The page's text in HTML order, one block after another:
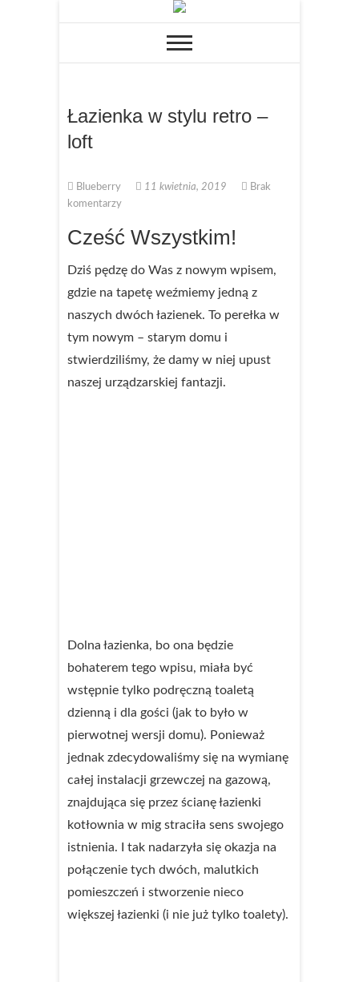
Łazienka w stylu retro –
loft
Blueberry 11 kwietnia, 2019
Brak
komentarzy
Cześć Wszystkim!
Dziś pędzę do Was z nowym wpisem,
gdzie na tapetę weźmiemy jedną z
naszych dwóch łazienek. To perełka w
tym nowym – starym domu i
stwierdziliśmy, że damy w niej upust
naszej urządzarskiej fantazji.
Dolna łazienka, bo ona będzie
bohaterem tego wpisu, miała być
wstępnie tylko podręczną toaletą
dzienną i dla gości (jak to było w
pierwotnej wersji domu). Ponieważ
jednak zdecydowaliśmy się na wymianę
całej instalacji grzewczej na gazową,
znajdująca się przez ścianę łazienki
kotłownia w mig straciła sens swojego
istnienia. I tak nadarzyła się okazja na
połączenie tych dwóch, malutkich
pomieszczeń i stworzenie nieco
większej łazienki (i nie już tylko toalety).